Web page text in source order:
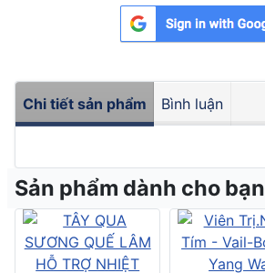
Chi tiết sản phẩm Bình luận
Sản phẩm dành cho bạn